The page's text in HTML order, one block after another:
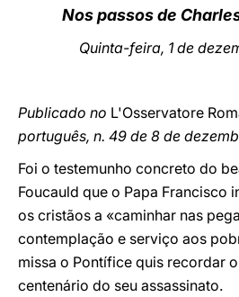
Nos passos de
Quinta-feira, 1 de
Publicado no L'Osservatore
português, n. 49 de 8 de
Foi o testemunho concreto do
Foucauld que o Papa Francisco
os cristãos a «caminhar nas
contemplação e serviço aos
missa o Pontífice quis recordar
centenário do seu assassinato.